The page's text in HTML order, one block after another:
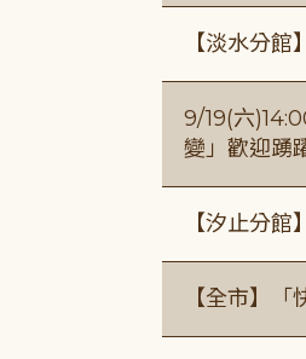
【淡水分
9/19(六
變」歡迎踴
【汐止分
【全市】